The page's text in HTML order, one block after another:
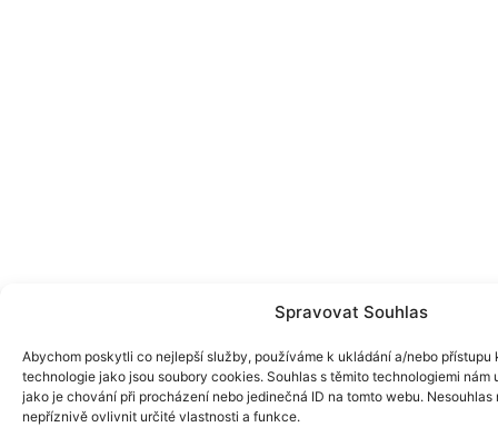
Spravovat Souhlas
Abychom poskytli co nejlepší služby, používáme k ukládání a/nebo přístupu
technologie jako jsou soubory cookies. Souhlas s těmito technologiemi
jako je chování při procházení nebo jedinečná ID na tomto webu.
nepříznivě ovlivnit určité vlastnosti a funkce.